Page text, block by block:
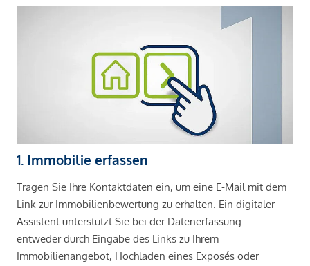
1. Immobilie erfassen
Tragen Sie Ihre Kontaktdaten ein, um eine E-Mail mit dem
Link zur Immobilienbewertung zu erhalten. Ein digitaler
Assistent unterstützt Sie bei der Datenerfassung –
entweder durch Eingabe des Links zu Ihrem
Immobilienangebot, Hochladen eines Exposés oder